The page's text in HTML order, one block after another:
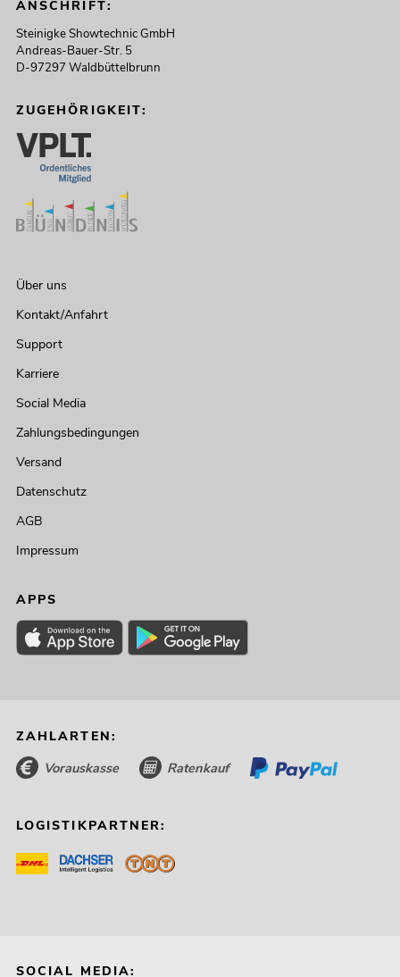
ANSCHRIFT:
Steinigke Showtechnic GmbH
Andreas-Bauer-Str. 5
D-97297 Waldbüttelbrunn
ZUGEHÖRIGKEIT:
Über uns
Kontakt/Anfahrt
Support
Karriere
Social Media
Zahlungsbedingungen
Versand
Datenschutz
AGB
Impressum
APPS
ZAHLARTEN:
Vorauskasse Ratenkauf
LOGISTIKPARTNER:
SOCIAL MEDIA: